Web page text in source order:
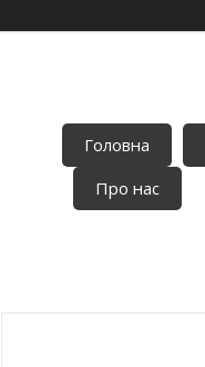
Головна
Про нас